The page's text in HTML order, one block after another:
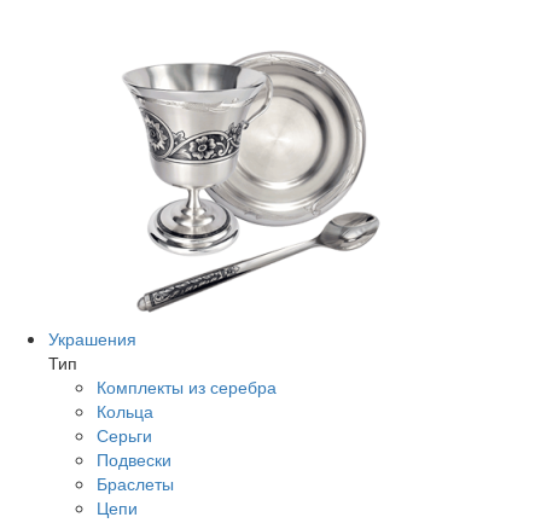
Украшения
Тип
Комплекты из серебра
Кольца
Серьги
Подвески
Браслеты
Цепи